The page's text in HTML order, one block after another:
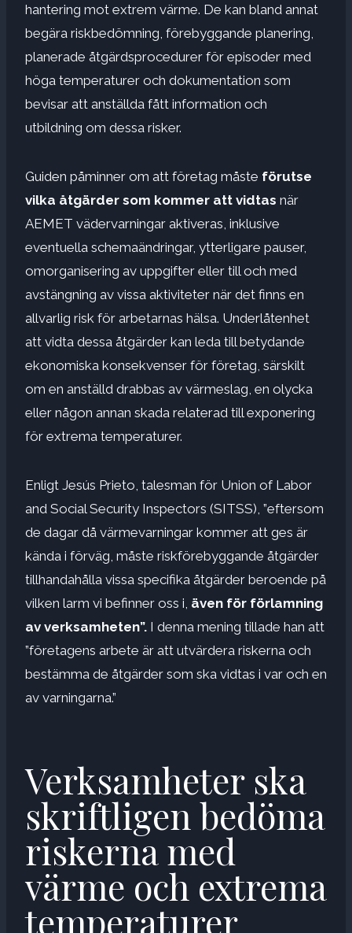
hantering mot extrem värme. De kan bland annat
begära riskbedömning, förebyggande planering,
planerade åtgärdsprocedurer för episoder med
höga temperaturer och dokumentation som
bevisar att anställda fått information och
utbildning om dessa risker.
Guiden påminner om att företag måste förutse
vilka åtgärder som kommer att vidtas när
AEMET vädervarningar aktiveras, inklusive
eventuella schemaändringar, ytterligare pauser,
omorganisering av uppgifter eller till och med
avstängning av vissa aktiviteter när det finns en
allvarlig risk för arbetarnas hälsa. Underlåtenhet
att vidta dessa åtgärder kan leda till betydande
ekonomiska konsekvenser för företag, särskilt
om en anställd drabbas av värmeslag, en olycka
eller någon annan skada relaterad till exponering
för extrema temperaturer.
Enligt Jesús Prieto, talesman för Union of Labor
and Social Security Inspectors (SITSS), ”eftersom
de dagar då värmevarningar kommer att ges är
kända i förväg, måste riskförebyggande åtgärder
tillhandahålla vissa specifika åtgärder beroende på
vilken larm vi befinner oss i, även för förlamning
av verksamheten”. I denna mening tillade han att
”företagens arbete är att utvärdera riskerna och
bestämma de åtgärder som ska vidtas i var och en
av varningarna.”
Verksamheter ska
skriftligen bedöma
riskerna med
värme och extrema
temperaturer